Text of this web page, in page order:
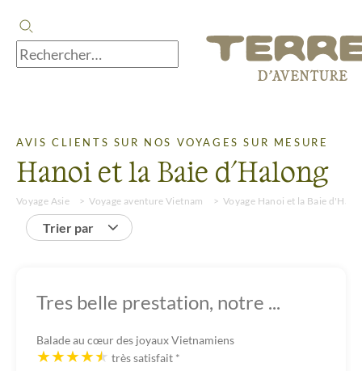
AVIS CLIENTS SUR NOS VOYAGES SUR MESURE
Hanoi et la Baie d'Halong
Voyage Asie Voyage aventure Vietnam Voyage Hanoi et la Baie
Trier par
Tres belle prestation, notre ...
Balade au cœur des joyaux Vietnamiens
très satisfait *